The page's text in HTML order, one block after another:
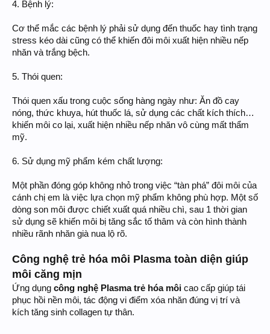
4. Bệnh lý:
Cơ thể mắc các bệnh lý phải sử dụng đến thuốc hay tình trạng
stress kéo dài cũng có thể khiến đôi môi xuất hiện nhiều nếp
nhăn và trắng bệch.
5. Thói quen:
Thói quen xấu trong cuộc sống hàng ngày như: Ăn đồ cay
nóng, thức khuya, hút thuốc lá, sử dụng các chất kích thích…
khiến môi co lại, xuất hiện nhiều nếp nhăn vô cùng mất thẩm
mỹ.
6. Sử dụng mỹ phẩm kém chất lượng:
Một phần đóng góp không nhỏ trong việc “tàn phá” đôi môi của
cánh chị em là việc lựa chọn mỹ phẩm không phù hợp. Một số
dòng son môi được chiết xuất quá nhiều chì, sau 1 thời gian
sử dụng sẽ khiến môi bị tăng sắc tố thâm và còn hình thành
nhiều rãnh nhăn già nua lộ rõ.
Công nghệ trẻ hóa môi Plasma toàn diện giúp
môi căng mịn
Ứng dụng công nghệ Plasma trẻ hóa môi cao cấp giúp tái
phục hồi nền môi, tác động vi điểm xóa nhăn đúng vị trí và
kích tăng sinh collagen tự thân.